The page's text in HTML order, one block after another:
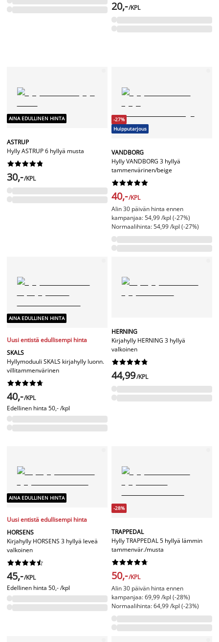
20,-/KPL
AINA EDULLINEN HINTA
ASTRUP
Hylly ASTRUP 6 hyllyä musta






30,-/KPL
-27%
Huipputarjous
VANDBORG
Hylly VANDBORG 3 hyllyä
tammenvärinen/beige






40,-/KPL
Alin 30 päivän hinta ennen
kampanjaa: 54,99 /kpl (-27%)
Normaalihinta: 54,99 /kpl (-27%)
AINA EDULLINEN HINTA
Uusi entistä edullisempi hinta
SKALS
Hyllymoduuli SKALS kirjahylly luonn.
villitammenvärinen






40,-/KPL
Edellinen hinta 50,- /kpl
HERNING
Kirjahylly HERNING 3 hyllyä
valkoinen






44,99/KPL
AINA EDULLINEN HINTA
Uusi entistä edullisempi hinta
HORSENS
Kirjahylly HORSENS 3 hyllyä leveä
valkoinen






45,-/KPL
Edellinen hinta 50,- /kpl
-28%
TRAPPEDAL
Hylly TRAPPEDAL 5 hyllyä lämmin
tammenvär./musta






50,-/KPL
Alin 30 päivän hinta ennen
kampanjaa: 69,99 /kpl (-28%)
Normaalihinta: 64,99 /kpl (-23%)